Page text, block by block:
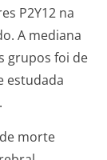
P2Y12 na
A mediana
grupos foi de
estudada
morte